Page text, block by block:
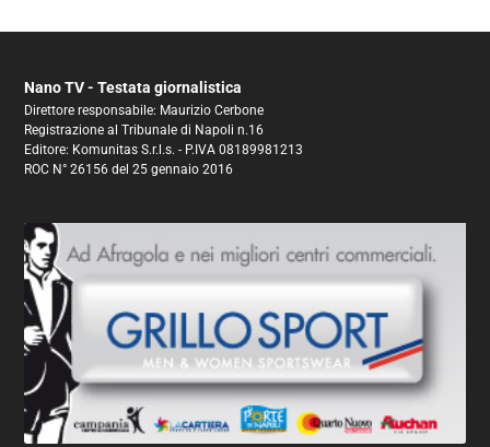
Nano TV - Testata giornalistica
Direttore responsabile: Maurizio Cerbone
Registrazione al Tribunale di Napoli n.16
Editore: Komunitas S.r.l.s. - P.IVA 08189981213
ROC N° 26156 del 25 gennaio 2016